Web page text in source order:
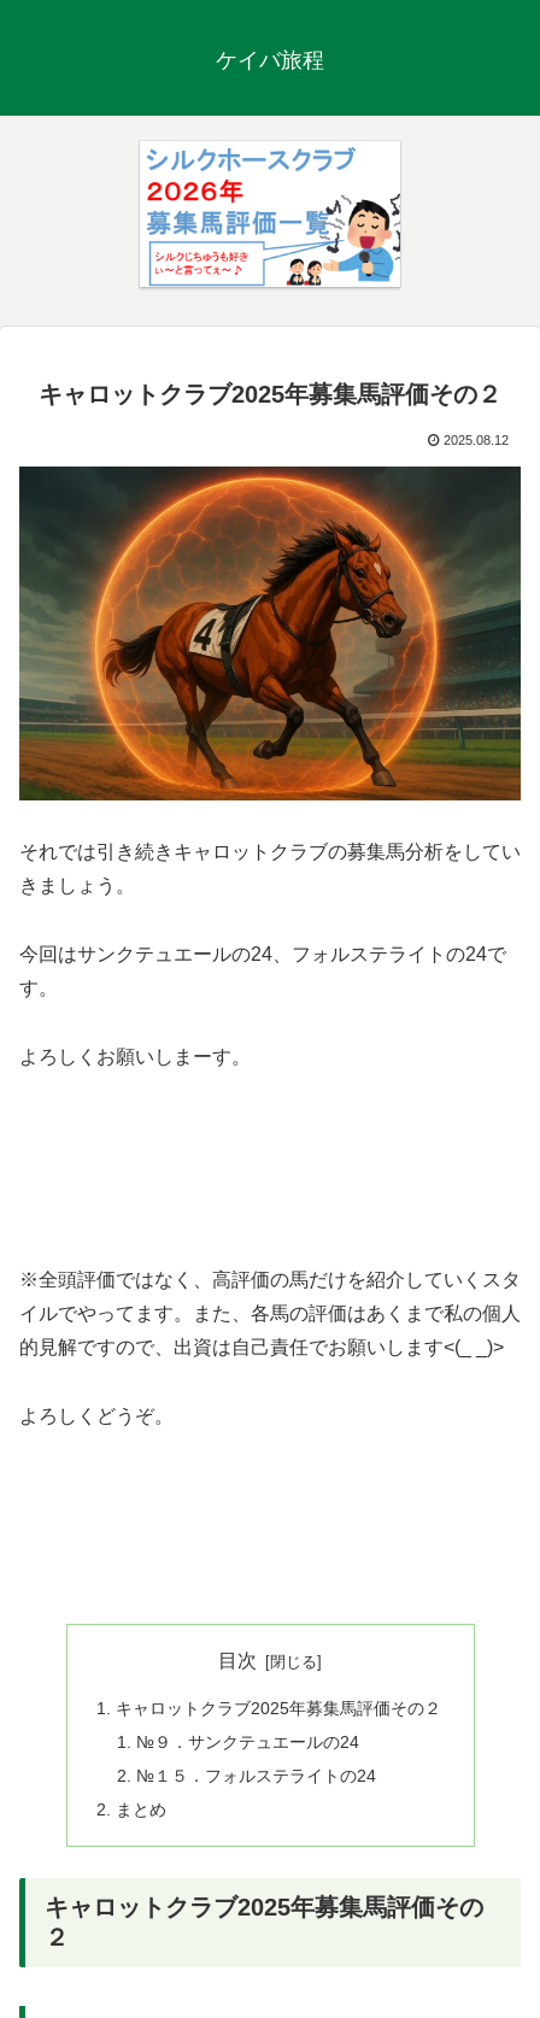
ケイバ旅程
キャロットクラブ2025年募集馬評価その２
2025.08.12
それでは引き続きキャロットクラブの募集馬分析をしてい
きましょう。
今回はサンクテュエールの24、フォルステライトの24で
す。
よろしくお願いしまーす。
※全頭評価ではなく、高評価の馬だけを紹介していくスタ
イルでやってます。また、各馬の評価はあくまで私の個人
的見解ですので、出資は自己責任でお願いします<(_ _)>
よろしくどうぞ。
目次
キャロットクラブ2025年募集馬評価その２
№９．サンクテュエールの24
№１５．フォルステライトの24
まとめ
キャロットクラブ2025年募集馬評価その
２